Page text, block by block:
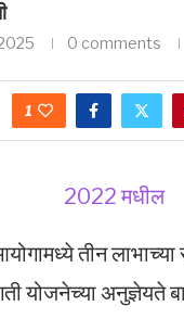
0 comments
1
2022 मधील
तीन लाभाच्या
योजनेच्या अनुज्ञेयते